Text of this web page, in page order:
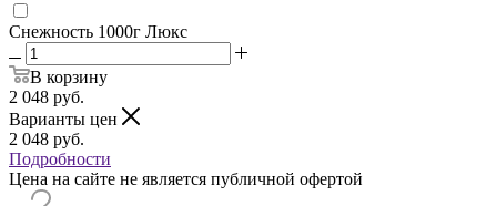
Снежность 1000г Люкс
В корзину
2 048 руб.
Варианты цен
2 048 руб.
Подробности
Цена на сайте не является публичной офертой